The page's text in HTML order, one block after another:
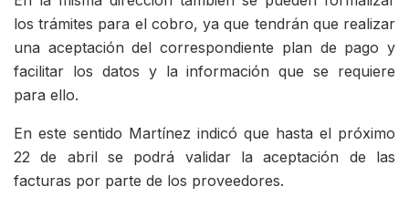
los trámites para el cobro, ya que tendrán que realizar
una aceptación del correspondiente plan de pago y
facilitar los datos y la información que se requiere
para ello.
En este sentido Martínez indicó que hasta el próximo
22 de abril se podrá validar la aceptación de las
facturas por parte de los proveedores.